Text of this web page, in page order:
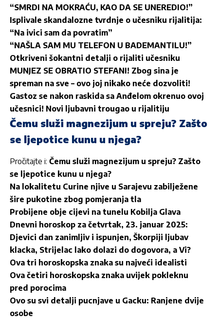
“SMRDI NA MOKRAĆU, KAO DA SE UNEREDIO!”
Isplivale skandalozne tvrdnje o učesniku rijalitija:
“Na ivici sam da povratim”
“NAŠLA SAM MU TELEFON U BADEMANTILU!”
Otkriveni šokantni detalji o rijaliti učesniku
MUNJEZ SE OBRATIO STEFANI! Zbog sina je
spreman na sve – ovo joj nikako neće dozvoliti!
Gastoz se nakon raskida sa Anđelom okrenuo ovoj
učesnici! Novi ljubavni trougao u rijalitiju
Čemu služi magnezijum u spreju? Zašto
se ljepotice kunu u njega?
Pročitajte i: Čemu služi magnezijum u spreju? Zašto
se ljepotice kunu u njega?
Na lokalitetu Curine njive u Sarajevu zabilježene
šire pukotine zbog pomjeranja tla
Probijene obje cijevi na tunelu Kobilja Glava
Dnevni horoskop za četvrtak, 23. januar 2025:
Djevici dan zanimljiv i ispunjen, Škorpiji ljubav
klacka, Strijelac lako dolazi do dogovora, a Vi?
Ova tri horoskopska znaka su najveći idealisti
Ova četiri horoskopska znaka uvijek pokleknu
pred porocima
Ovo su svi detalji pucnjave u Gacku: Ranjene dvije
osobe